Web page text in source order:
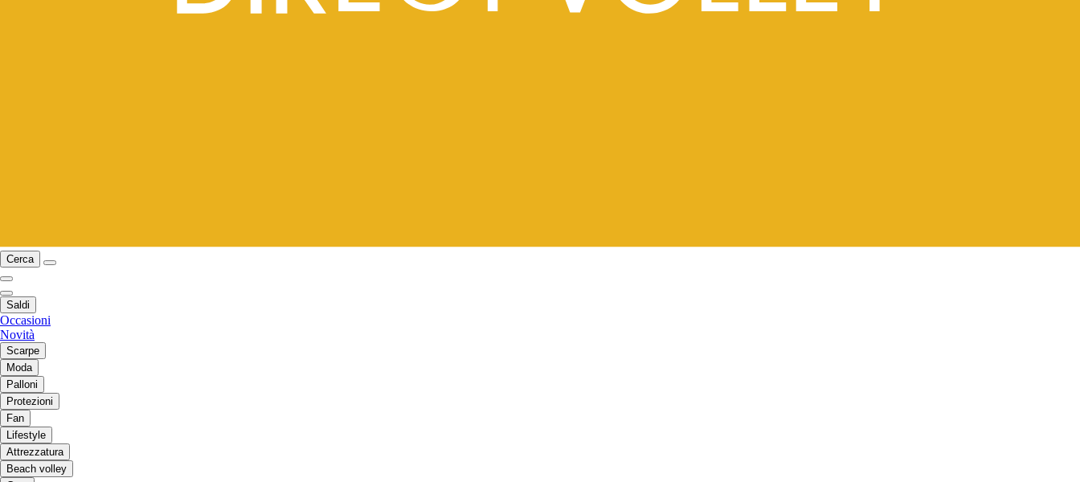
Cerca
Saldi
Occasioni
Novità
Scarpe
Moda
Palloni
Protezioni
Fan
Lifestyle
Attrezzatura
Beach volley